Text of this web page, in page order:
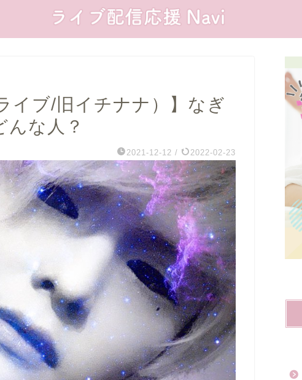
イブ/旧イチナナ）】なぎ
んな人？
2021-12-12 / 2022-02-23